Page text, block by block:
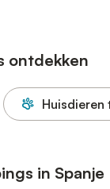
ontdekken
Huisdieren
in Spanje